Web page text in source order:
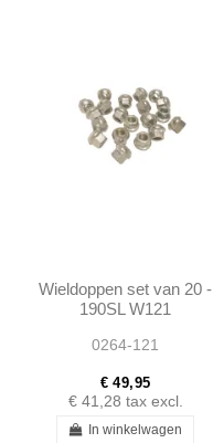
Wieldoppen set van 20 -
190SL W121
0264-121
€ 49,95
€ 41,28 tax excl.
In winkelwagen